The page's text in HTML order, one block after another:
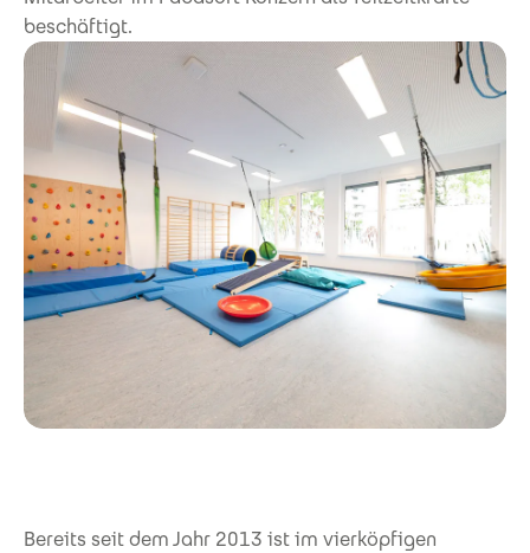
beschäftigt.
Bereits seit dem Jahr 2013 ist im vierköpfigen